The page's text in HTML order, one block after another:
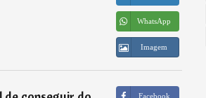
WhatsApp
Imagem
Facebook